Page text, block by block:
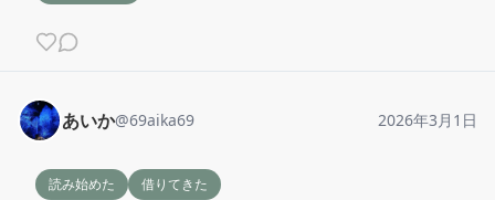
あいか@69aika69 2026年3月1日
読み始めた 借りてきた